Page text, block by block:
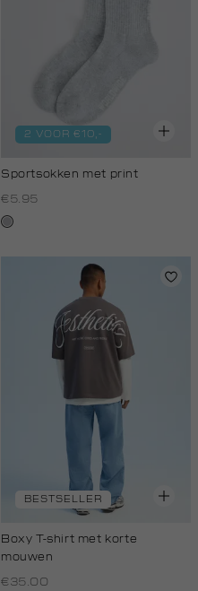
2 VOOR €10,-
Sportsokken met print
€5.95
grijs,
melee
BESTSELLER
Boxy T-shirt met korte
mouwen
€35.00